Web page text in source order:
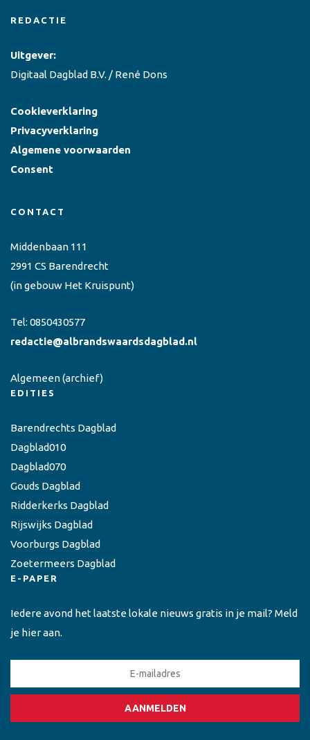
REDACTIE
Uitgever:
Digitaal Dagblad B.V. / René Dons
Cookieverklaring
Privacyverklaring
Algemene voorwaarden
Consent
CONTACT
Middenbaan 111
2991 CS Barendrecht
(in gebouw Het Kruispunt)
Tel: 0850430577
redactie@albrandswaardsdagblad.nl
Algemeen(archief)
EDITIES
Barendrechts Dagblad
Dagblad010
Dagblad070
Gouds Dagblad
Ridderkerks Dagblad
Rijswijks Dagblad
Voorburgs Dagblad
Zoetermeers Dagblad
E-PAPER
Iedere avond het laatste lokale nieuws gratis in je mail? Meld
je hier aan.